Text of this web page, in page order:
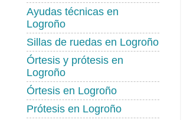
Ayudas técnicas en
Logroño
Sillas de ruedas en Logroño
Órtesis y prótesis en
Logroño
Órtesis en Logroño
Prótesis en Logroño